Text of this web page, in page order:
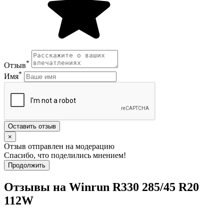
Отзыв*
Имя*
Оставить отзыв
×
Отзыв отправлен на модерацию
Спасибо, что поделились мнением!
Продолжить
Отзывы на Winrun R330 285/45 R20
112W